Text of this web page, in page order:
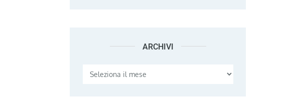
ARCHIVI Archivi